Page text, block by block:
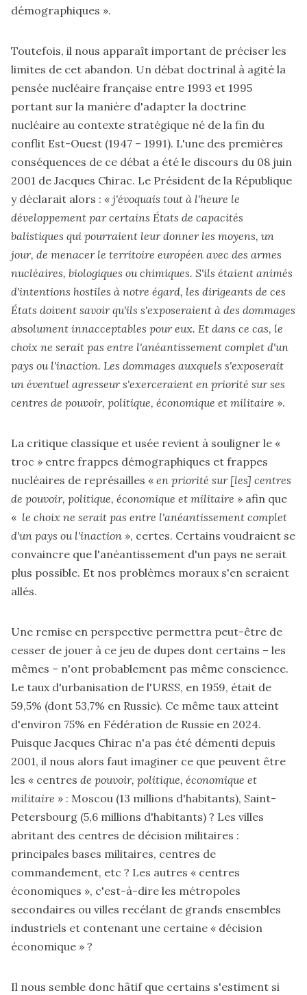
démographiques ».
Toutefois, il nous apparaît important de préciser les
limites de cet abandon. Un débat doctrinal à agité la
pensée nucléaire française entre 1993 et 1995
portant sur la manière d'adapter la doctrine
nucléaire au contexte stratégique né de la fin du
conflit Est-Ouest (1947 – 1991). L'une des premières
conséquences de ce débat a été le discours du 08 juin
2001 de Jacques Chirac. Le Président de la République
y déclarait alors : « j'évoquais tout à l'heure le
développement par certains États de capacités
balistiques qui pourraient leur donner les moyens, un
jour, de menacer le territoire européen avec des armes
nucléaires, biologiques ou chimiques. S'ils étaient animés
d'intentions hostiles à notre égard, les dirigeants de ces
États doivent savoir qu'ils s'exposeraient à des dommages
absolument innacceptables pour eux. Et dans ce cas, le
choix ne serait pas entre l'anéantissement complet d'un
pays ou l'inaction. Les dommages auxquels s'exposerait
un éventuel agresseur s'exerceraient en priorité sur ses
centres de pouvoir, politique, économique et militaire ».
La critique classique et usée revient à souligner le «
troc » entre frappes démographiques et frappes
nucléaires de représailles « en priorité sur [les] centres
de pouvoir, politique, économique et militaire » afin que
« le choix ne serait pas entre l'anéantissement complet
d'un pays ou l'inaction », certes. Certains voudraient se
convaincre que l'anéantissement d'un pays ne serait
plus possible. Et nos problèmes moraux s'en seraient
allés.
Une remise en perspective permettra peut-être de
cesser de jouer à ce jeu de dupes dont certains – les
mêmes – n'ont probablement pas même conscience.
Le taux d'urbanisation de l'URSS, en 1959, était de
59,5% (dont 53,7% en Russie). Ce même taux atteint
d'environ 75% en Fédération de Russie en 2024.
Puisque Jacques Chirac n'a pas été démenti depuis
2001, il nous alors faut imaginer ce que peuvent être
les « centres de pouvoir, politique, économique et
militaire » : Moscou (13 millions d'habitants), Saint-
Petersbourg (5,6 millions d'habitants) ? Les villes
abritant des centres de décision militaires :
principales bases militaires, centres de
commandement, etc ? Les autres « centres
économiques », c'est-à-dire les métropoles
secondaires ou villes recélant de grands ensembles
industriels et contenant une certaine « décision
économique » ?
Il nous semble donc hâtif que certains s'estiment si